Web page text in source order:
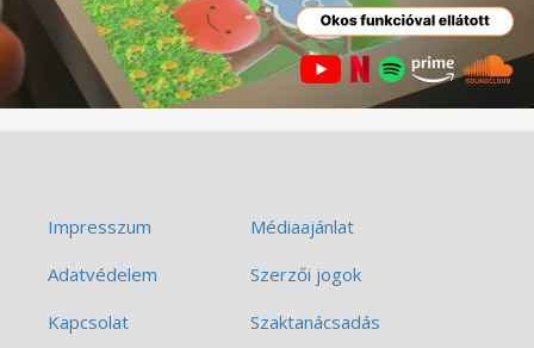
Impresszum
Médiaajánlat
Adatvédelem
Szerzői jogok
Kapcsolat
Szaktanácsadás